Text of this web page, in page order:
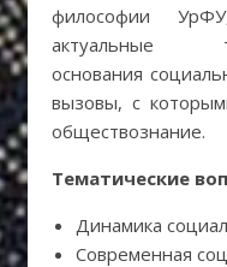
философии
актуальные
основания
вызовы, с
обществознание.
Тематические
Динамика
Современная